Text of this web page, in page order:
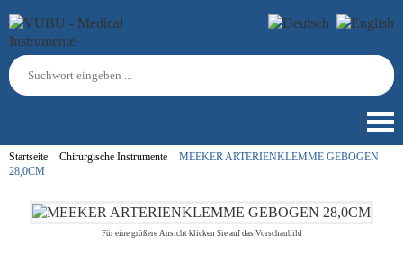
Startseite Chirurgische Instrumente
MEEKER ARTERIENKLEMME GEBOGEN
28,0CM
Für eine größere Ansicht klicken Sie auf das Vorschaubild